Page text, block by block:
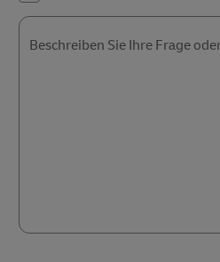
Beschreiben Sie Ihre Frage